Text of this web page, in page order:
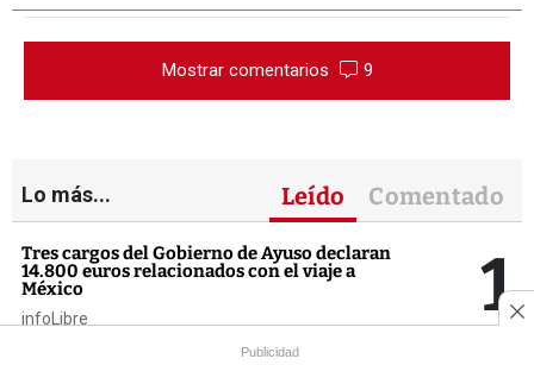
Mostrar comentarios 9
Lo más... Leído Comentado
Tres cargos del Gobierno de Ayuso declaran
14.800 euros relacionados con el viaje a
México
infoLibre 1
Publicidad